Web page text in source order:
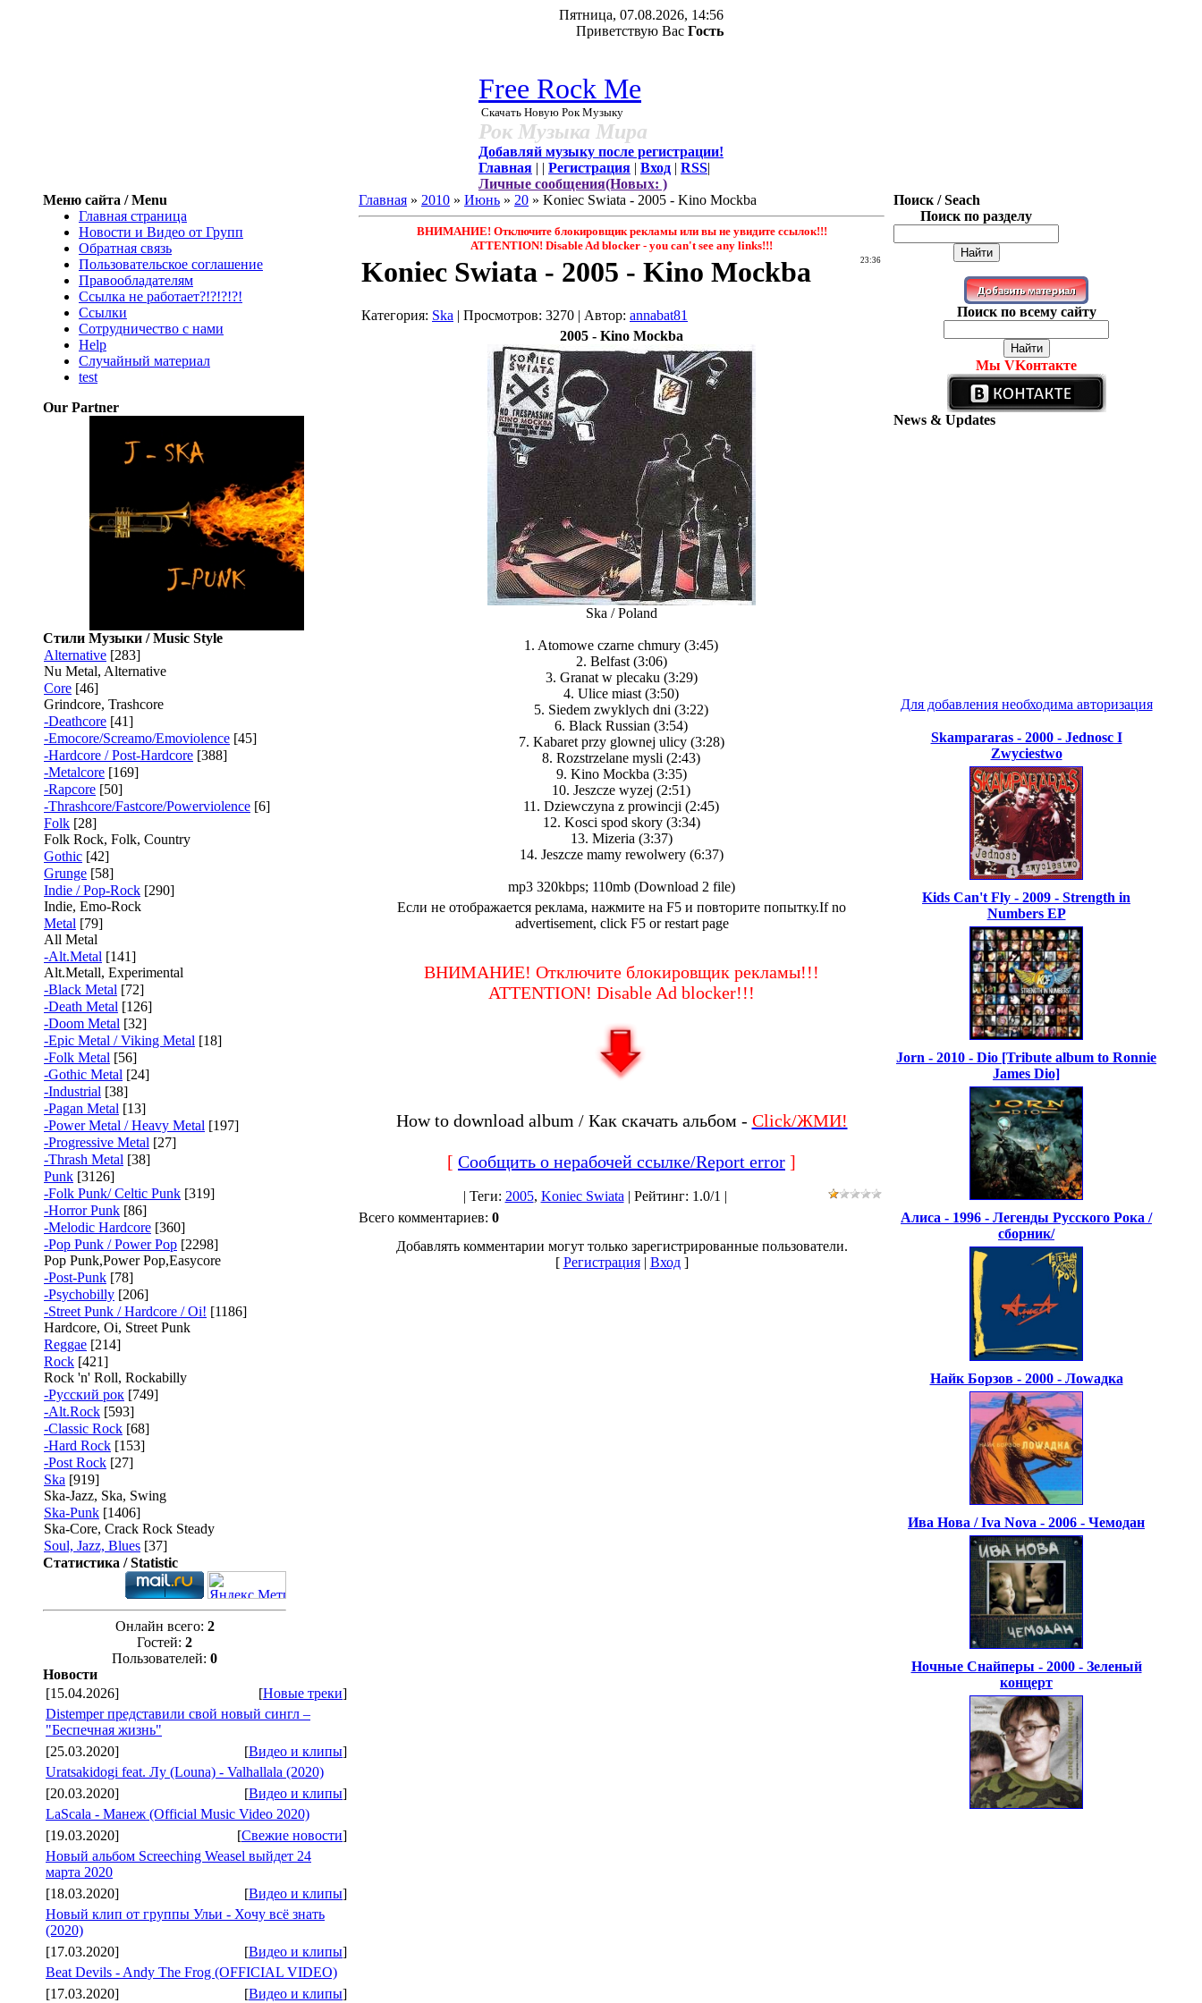
Пятница, 07.08.2026, 14:56
Приветствую Вас Гость
Free Rock Me
Скачать Новую Рок Музыку
Рок Музыка Мира
Добавляй музыку после регистрации!
Главная | | Регистрация | Вход | RSS|
Личные сообщения(Новых: )
Меню сайта / Menu
Главная страница
Новости и Видео от Групп
Обратная связь
Пользовательское соглашение
Правообладателям
Ссылка не работает?!?!?!?!
Ссылки
Сотрудничество с нами
Help
Cлучайный материал
test
Our Partner
Стили Музыки / Music Style
Alternative [283]
Nu Metal, Alternative
Core [46]
Grindcore, Trashcore
-Deathcore [41]
-Emocore/Screamo/Emoviolence [45]
-Hardcore / Post-Hardcore [388]
-Metalcore [169]
-Rapcore [50]
-Thrashcore/Fastcore/Powerviolence [6]
Folk [28]
Folk Rock, Folk, Country
Gothic [42]
Grunge [58]
Indie / Pop-Rock [290]
Indie, Emo-Rock
Metal [79]
All Metal
-Alt.Metal [141]
Alt.Metall, Experimental
-Black Metal [72]
-Death Metal [126]
-Doom Metal [32]
-Epic Metal / Viking Metal [18]
-Folk Metal [56]
-Gothic Metal [24]
-Industrial [38]
-Pagan Metal [13]
-Power Metal / Heavy Metal [197]
-Progressive Metal [27]
-Thrash Metal [38]
Punk [3126]
-Folk Punk/ Celtic Punk [319]
-Horror Punk [86]
-Melodic Hardcore [360]
-Pop Punk / Power Pop [2298]
Pop Punk,Power Pop,Easycore
-Post-Punk [78]
-Psychobilly [206]
-Street Punk / Hardcore / Oi! [1186]
Hardcore, Oi, Street Punk
Reggae [214]
Rock [421]
Rock 'n' Roll, Rockabilly
-Русский рок [749]
-Alt.Rock [593]
-Classic Rock [68]
-Hard Rock [153]
-Post Rock [27]
Ska [919]
Ska-Jazz, Ska, Swing
Ska-Punk [1406]
Ska-Core, Crack Rock Steady
Soul, Jazz, Blues [37]
Статистика / Statistic
Онлайн всего: 2
Гостей: 2
Пользователей: 0
Новости
[15.04.2026]
[Новые треки]
Distemper представили свой новый сингл –
"Беспечная жизнь"
[25.03.2020]
[Видео и клипы]
Uratsakidogi feat. Лу (Louna) - Valhallala (2020)
[20.03.2020]
[Видео и клипы]
LaScala - Манеж (Official Music Video 2020)
[19.03.2020]
[Свежие новости]
Новый альбом Screeching Weasel выйдет 24
марта 2020
[18.03.2020]
[Видео и клипы]
Новый клип от группы Ульи - Хочу всё знать
(2020)
[17.03.2020]
[Видео и клипы]
Beat Devils - Andy The Frog (OFFICIAL VIDEO)
[17.03.2020]
[Видео и клипы]
Главная » 2010 » Июнь » 20 » Koniec Swiata - 2005 - Kino Mockba
ВНИМАНИЕ! Отключите блокировщик рекламы или вы не увидите ссылок!!!
ATTENTION! Disable Ad blocker - you саn't see any links!!!
23:36
Koniec Swiata - 2005 - Kino Mockba
Категория: Ska | Просмотров: 3270 | Автор: annabat81
2005 - Kino Mockba
Ska / Poland
1. Atomowe czarne chmury (3:45)
2. Belfast (3:06)
3. Granat w plecaku (3:29)
4. Ulice miast (3:50)
5. Siedem zwyklych dni (3:22)
6. Black Russian (3:54)
7. Kabaret przy glownej ulicy (3:28)
8. Rozstrzelane mysli (2:43)
9. Kino Mockba (3:35)
10. Jeszcze wyzej (2:51)
11. Dziewczyna z prowincji (2:45)
12. Kosci spod skory (3:34)
13. Mizeria (3:37)
14. Jeszcze mamy rewolwery (6:37)
mp3 320kbps; 110mb (Download 2 file)
Если не отображается реклама, нажмите на F5 и повторите попытку.If no
advertisement, click F5 or restart page
ВНИМАНИЕ! Отключите блокировщик рекламы!!!
ATTENTION! Disable Ad blocker!!!
How to download album / Как скачать альбом - Click/ЖМИ!
[ Сообщить о нерабочей ссылке/Report error ]
| Теги: 2005, Koniec Swiata | Рейтинг: 1.0/1 |
Всего комментариев: 0
Добавлять комментарии могут только зарегистрированные пользователи.
[ Регистрация| Вход]
Поиск / Seach
Поиск по разделу
Поиск по всему сайту
Мы VKонтакте
News & Updates
Для добавления необходима авторизация
Skampararas - 2000 - Jednosc I
Zwyciestwo
Kids Can't Fly - 2009 - Strength in
Numbers EP
Jorn - 2010 - Dio [Tribute album to Ronnie
James Dio]
Алиса - 1996 - Легенды Русского Рока /
сборник/
Найк Борзов - 2000 - Лоwадка
Ива Нова / Iva Nova - 2006 - Чемодан
Ночные Снайперы - 2000 - Зеленый
концерт